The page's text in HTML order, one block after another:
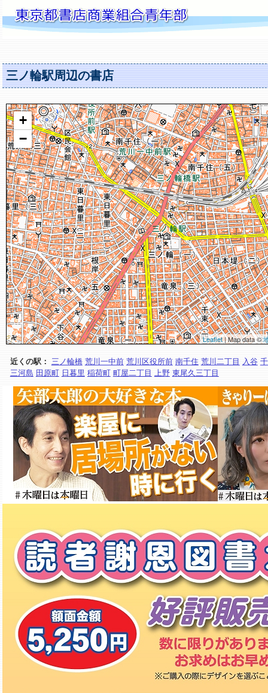
三ノ輪駅周辺の書店
+
−
Leaflet| Map data ©
近くの駅： 三ノ輪橋 荒川一中前 荒川区役所前 南千住 荒川二丁目 入谷
三河島 田原町 日暮里 稲荷町 町屋二丁目 上野 東尾久三丁目